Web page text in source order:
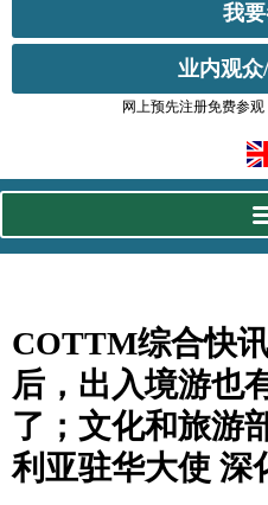
我
业内观
网上预先注册免费参
COTTM综合快
后，出入境游也
了；文化和旅游
利亚驻华大使 深